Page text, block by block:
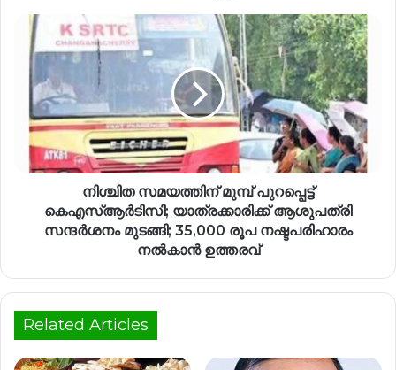
നിശ്ചിത സമയത്തിന് മുമ്പ് പുറപ്പെട്ട്
കെഎസ്ആർടിസി; യാത്രക്കാരിക്ക് ആശുപത്രി
സന്ദർശനം മുടങ്ങി; 35,000 രൂപ നഷ്ടപരിഹാരം
നൽകാൻ ഉത്തരവ്
Related Articles